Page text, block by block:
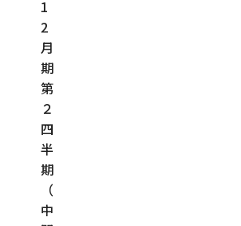
1
2
月
期
第
２
四
半
期
（
中